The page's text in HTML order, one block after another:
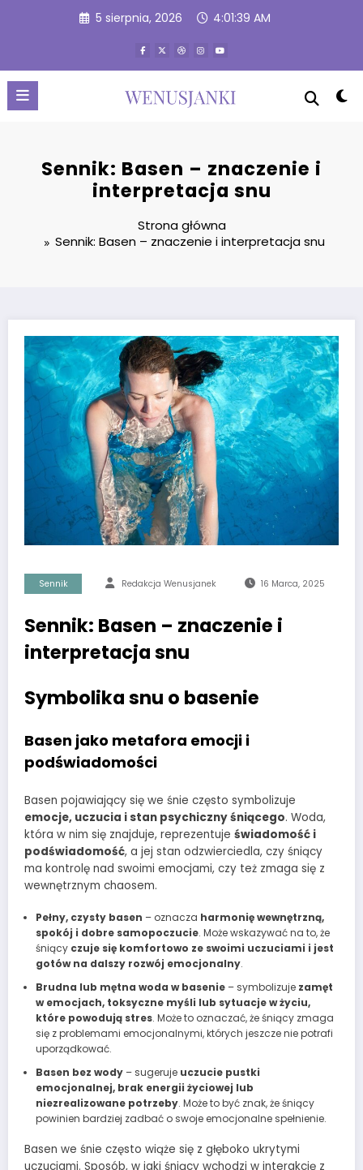
5 sierpnia, 2026 4:01:40 AM
Sennik: Basen – znaczenie i
interpretacja snu
Strona główna
Sennik: Basen – znaczenie i interpretacja snu
Sennik Redakcja Wenusjanek 16 Marca, 2025
Sennik: Basen – znaczenie i
interpretacja snu
Symbolika snu o basenie
Basen jako metafora emocji i
podświadomości
Basen pojawiający się we śnie często symbolizuje
emocje, uczucia i stan psychiczny śniącego. Woda,
która w nim się znajduje, reprezentuje świadomość i
podświadomość, a jej stan odzwierciedla, czy śniący
ma kontrolę nad swoimi emocjami, czy też zmaga się z
wewnętrznym chaosem.
Pełny, czysty basen – oznacza harmonię wewnętrzną,
spokój i dobre samopoczucie. Może wskazywać na to, że
śniący czuje się komfortowo ze swoimi uczuciami i jest
gotów na dalszy rozwój emocjonalny.
Brudna lub mętna woda w basenie– symbolizuje zamęt
w emocjach, toksyczne myśli lub sytuacje w życiu,
które powodują stres. Może to oznaczać, że śniący zmaga
się z problemami emocjonalnymi, których jeszcze nie potrafi
uporządkować.
Basen bez wody– sugeruje uczucie pustki
emocjonalnej, brak energii życiowej lub
niezrealizowane potrzeby. Może to być znak, że śniący
powinien bardziej zadbać o swoje emocjonalne spełnienie.
Basen we śnie często wiąże się z głęboko ukrytymi
uczuciami. Sposób, w jaki śniący wchodzi w interakcję z